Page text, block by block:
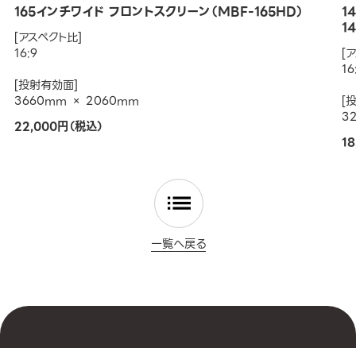
165インチワイド フロントスクリーン（MBF-165HD）
[アスペクト比]
16:9
[投射有効面]
3660mm × 2060mm
22,000円（税込）
[
[
一覧へ戻る